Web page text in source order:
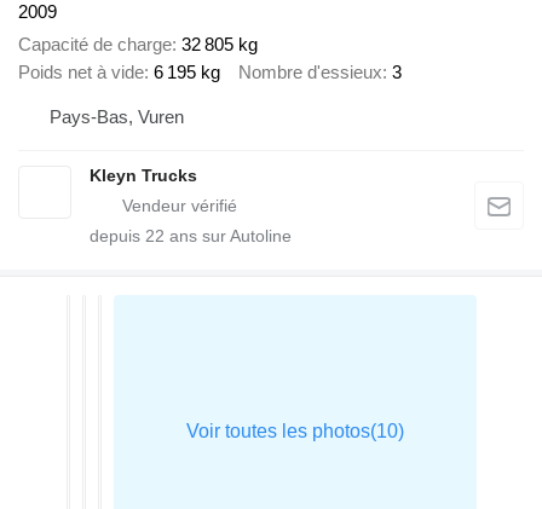
2009
Capacité de charge 32 805 kg
Poids net à vide 6 195 kg Nombre d'essieux 3
Pays-Bas, Vuren
Kleyn Trucks
depuis 22 ans sur Autoline